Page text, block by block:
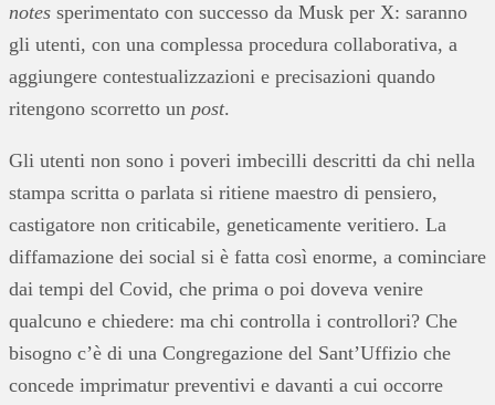
notes sperimentato con successo da Musk per X: saranno
gli utenti, con una complessa procedura collaborativa, a
aggiungere contestualizzazioni e precisazioni quando
ritengono scorretto un post.
Gli utenti non sono i poveri imbecilli descritti da chi nella
stampa scritta o parlata si ritiene maestro di pensiero,
castigatore non criticabile, geneticamente veritiero. La
diffamazione dei social si è fatta così enorme, a cominciare
dai tempi del Covid, che prima o poi doveva venire
qualcuno e chiedere: ma chi controlla i controllori? Che
bisogno c’è di una Congregazione del Sant’Uffizio che
concede imprimatur preventivi e davanti a cui occorre